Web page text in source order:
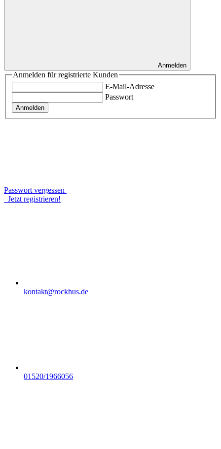
Anmelden
Anmelden für registrierte Kunden
E-Mail-Adresse
Passwort
Anmelden
Passwort vergessen
Jetzt registrieren!
kontakt@rockhus.de
01520/1966056